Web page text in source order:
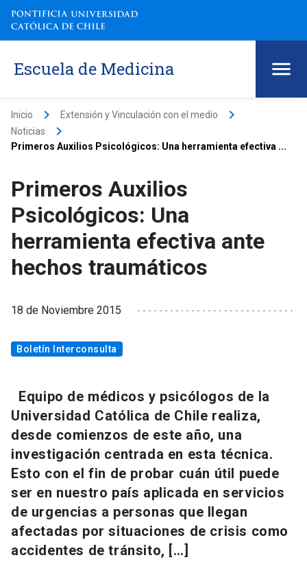
Escuela de Medicina
Inicio keyboard_arrow_right Extensión y Vinculación con el medio keyboard_arrow_right
Noticias keyboard_arrow_right
Primeros Auxilios Psicológicos: Una herramienta efectiva ...
Primeros Auxilios
Psicológicos: Una
herramienta efectiva ante
hechos traumáticos
18 de Noviembre 2015
Boletín Interconsulta
Equipo de médicos y psicólogos de la
Universidad Católica de Chile realiza,
desde comienzos de este año, una
investigación centrada en esta técnica.
Esto con el fin de probar cuán útil puede
ser en nuestro país aplicada en servicios
de urgencias a personas que llegan
afectadas por situaciones de crisis como
accidentes de tránsito, […]